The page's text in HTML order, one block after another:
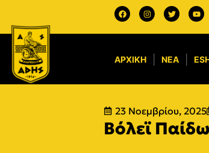
ΑΡΧΙΚΉ ΝΈΑ
23 Νοεμβρίου, 2025
Βόλεϊ